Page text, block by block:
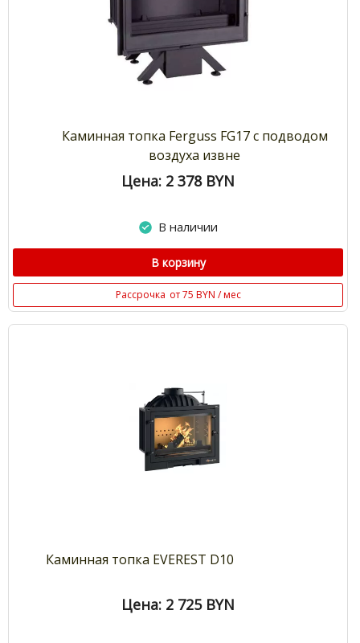
Каминная топка Ferguss FG17 с подводом
воздуха извне
Цена: 2 378 BYN
В наличии
В корзину
Рассрочка от 75 BYN / мес
Каминная топка EVEREST D10
Цена: 2 725 BYN